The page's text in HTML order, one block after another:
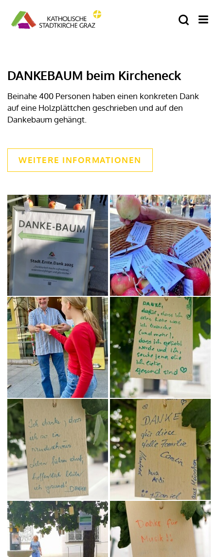
DANKEBAUM beim Kircheneck
Beinahe 400 Personen haben einen konkreten Dank
auf eine Holzplättchen geschrieben und auf den
Dankebaum gehängt.
WEITERE INFORMATIONEN